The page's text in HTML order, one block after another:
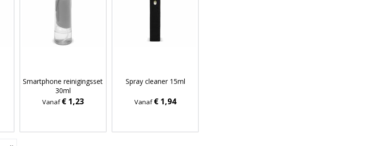
Smartphone reinigingsset
30ml
Vanaf€ 1,23
Spray cleaner 15ml
Vanaf€ 1,94